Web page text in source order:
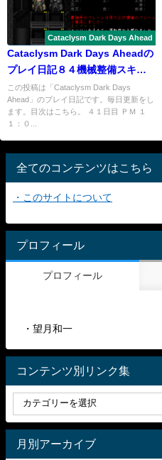
Cataclysm Dark Days Ahead
Cataclysm Dark Days Aheadの
プレイ日記８４機械整備スキル
が足らない！
この投稿は「Cataclysm Dark Days
Ahead」のプレイ日記です。毎日更新をし
ます。目次はこちら。 ４１日目 ＰＭ １
１：０...
全てのコンテンツはこちら
・このサイトについて
プロフィール
プロフィール
・望月和一
コンテンツ別リンク集
月別アーカイブ